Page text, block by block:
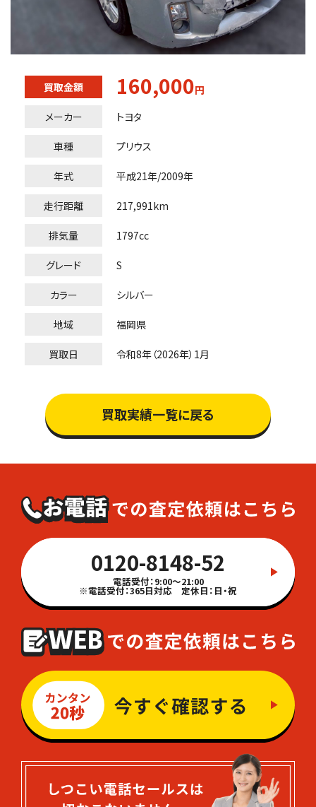
買取金額 160,000円
メーカー
トヨタ
車種 プリウス
年式 平成21年/2009年
走行距離 217,991km
排気量 1797cc
グレード S
カラー シルバー
地域 福岡県
買取日 令和8年（2026年）1月
買取実績一覧に戻る
0120-8148-52
電話受付：9:00～21:00
※電話受付：365日対応 定休日：日・祝